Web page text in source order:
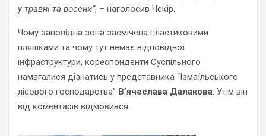
у травні та восени”, – наголосив Чекір.
Чому заповідна зона засмічена пластиковими
пляшками та чому тут немає відповідної
інфраструктури, кореспонденти Суспільного
намагалися дізнатись у представника “Ізмаїльського
лісового господарства” В’ячеслава Далакова. Утім він
від коментарів відмовився.